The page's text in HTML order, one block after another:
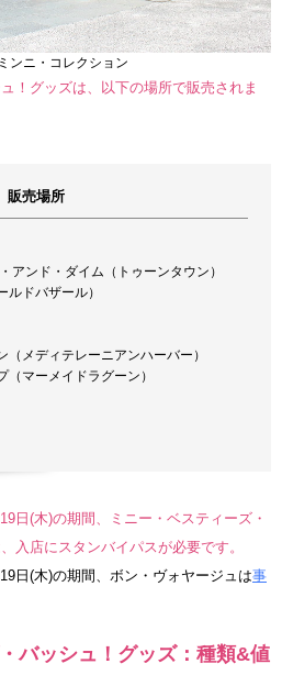
ンニ・コレクション
！グッズは、以下の場所で販売されま
販売場所
アンド・ダイム（トゥーンタウン）
ドバザール）
メディテレーニアンハーバー）
マーメイドラグーン）
日(木)の期間、ミニー・ベスティーズ・
入店にスタンバイパスが必要です。
日(木)の期間、ボン・ヴォヤージュは事
バッシュ！グッズ：種類&値